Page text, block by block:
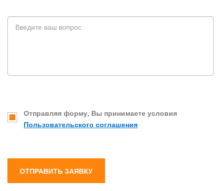
Отправляя форму, Вы принимаете условия
Пользовательского соглашения
ОТПРАВИТЬ ЗАЯВКУ